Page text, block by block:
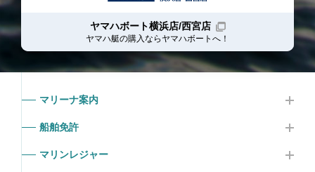
ヤマハボート横浜店/西宮店
ヤマハ艇の購入ならヤマハボート へ！
マリーナ案内
船舶免許
マリンレジャー